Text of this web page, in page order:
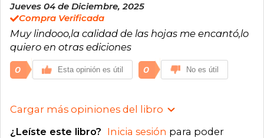
Jueves 04 de Diciembre, 2025
Compra Verificada
Muy lindooo,la calidad de las hojas me encantó,lo
quiero en otras ediciones
0 Esta opinión es útil 0 No es útil
Cargar más opiniones del libro
¿Leíste este libro? Inicia sesión para poder